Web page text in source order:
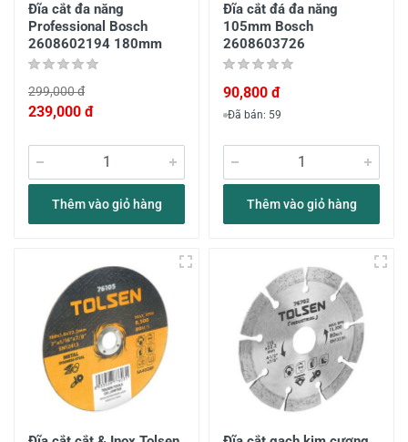
Đĩa cắt đa năng
Professional Bosch
2608602194 180mm
299,000 đ
239,000 đ
Thêm vào giỏ hàng
Đĩa cắt đá đa năng
105mm Bosch
2608603726
90,800 đ
Đã bán: 59
Thêm vào giỏ hàng